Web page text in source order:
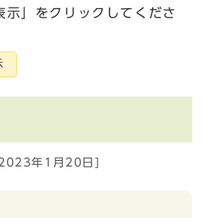
示」をクリックしてくださ
年1月20日]